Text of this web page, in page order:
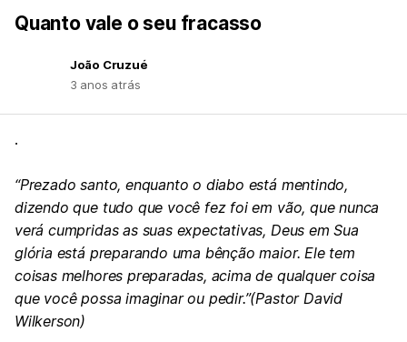
Quanto vale o seu fracasso
João Cruzué
3 anos atrás
.
“Prezado santo, enquanto o diabo está mentindo,
dizendo que tudo que você fez foi em vão, que nunca
verá cumpridas as suas expectativas, Deus em Sua
glória está preparando uma bênção maior. Ele tem
coisas melhores preparadas, acima de qualquer coisa
que você possa imaginar ou pedir.”(Pastor David
Wilkerson)